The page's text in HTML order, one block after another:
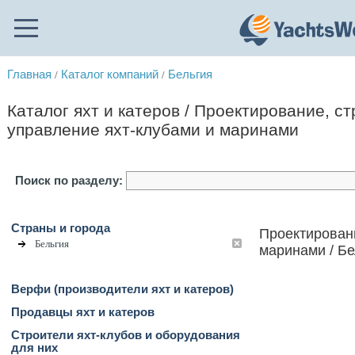
Главная / Каталог компаний / Бельгия
Каталог яхт и катеров / Проектирование,
управление яхт-клубами и маринами
Поиск по разделу:
Страны и города
Бельгия
Верфи (производители яхт и катеров)
Продавцы яхт и катеров
Строители яхт-клубов и оборудования
для них
маринами /